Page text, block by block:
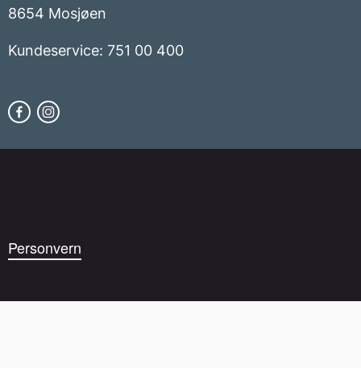
8654 Mosjøen
Kundeservice: 751 00 400
Personvern